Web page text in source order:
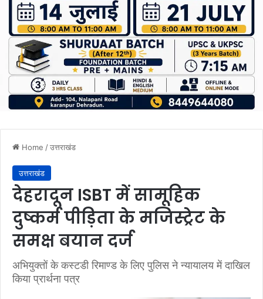
Home /उत्तराखंड
उत्तराखंड
देहरादून ISBT में सामूहिक
दुष्कर्म पीड़िता के मजिस्ट्रेट के
समक्ष बयान दर्ज
अभियुक्तों के कस्टडी रिमाण्ड के लिए पुलिस ने न्यायालय में दाखिल
किया प्रार्थना पत्र